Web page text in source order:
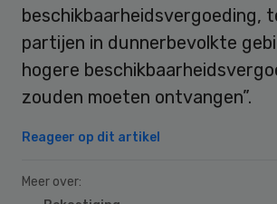
beschikbaarheidsvergoeding,
partijen in dunnerbevolkte
hogere
zouden moeten ontvangen”.
Reageer op dit artikel
Meer over: